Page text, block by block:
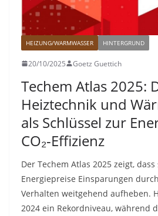
HEIZUNG/WARMWASSER HINTERGRUND
20/10/2025 Goetz Guettich
Techem Atlas 2025:
Heiztechnik und
als Schlüssel zur
CO₂-Effizienz
Der Techem Atlas 2025 zeigt,
Energiepreise Einsparungen
Verhalten weitgehend aufheben.
2024 ein Rekordniveau, während